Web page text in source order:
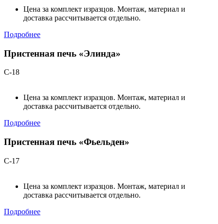
Цена за комплект изразцов. Монтаж, материал и
доставка рассчитывается отдельно.
Подробнее
Пристенная печь «Элинда»
С-18
Цена за комплект изразцов. Монтаж, материал и
доставка рассчитывается отдельно.
Подробнее
Пристенная печь «Фьельден»
С-17
Цена за комплект изразцов. Монтаж, материал и
доставка рассчитывается отдельно.
Подробнее